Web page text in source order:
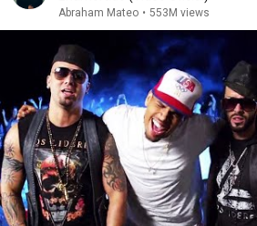
Abraham Mateo • 553M views